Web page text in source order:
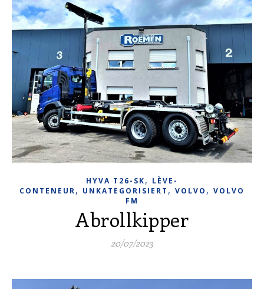
HYVA T26-SK, LÈVE-
CONTENEUR, UNKATEGORISIERT , VOLVO , VOLVO
FM
Abrollkipper
20/07/2023